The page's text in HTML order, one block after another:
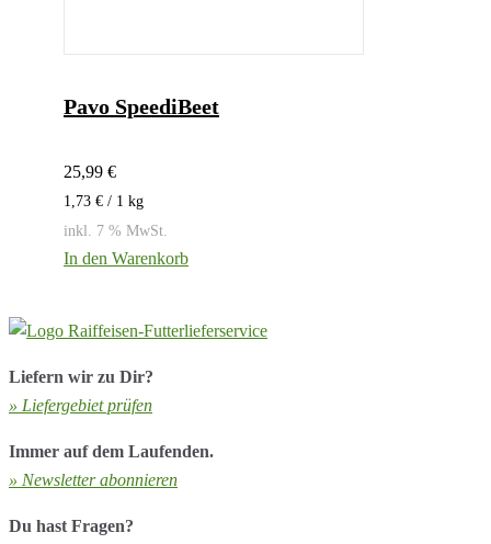
Pavo SpeediBeet
25,99 €
1,73 € / 1 kg
inkl. 7 % MwSt.
In den Warenkorb
Liefern wir zu Dir?
» Liefergebiet prüfen
Immer auf dem Laufenden.
» Newsletter abonnieren
Du hast Fragen?